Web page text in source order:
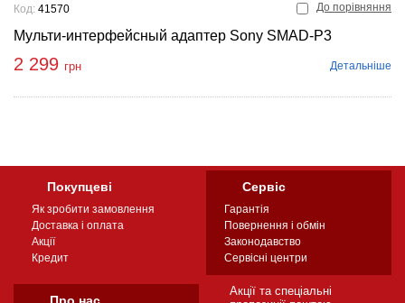
До порівняння
Мульти-интерфейсный адаптер Sony SMAD-P3
Код: 41570
2 299 грн Детальніше
Покупцеві
Як зробити замовлення
Доставка і оплата
Акції
Кредит
Сервіс
Гарантія
Повернення і обмін
Законодавство
Сервісні центри
Акції та спеціальні